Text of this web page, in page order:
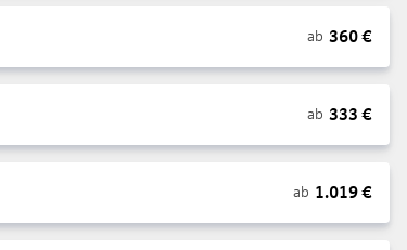
ab 360€
ab 333 €
ab 1.019€